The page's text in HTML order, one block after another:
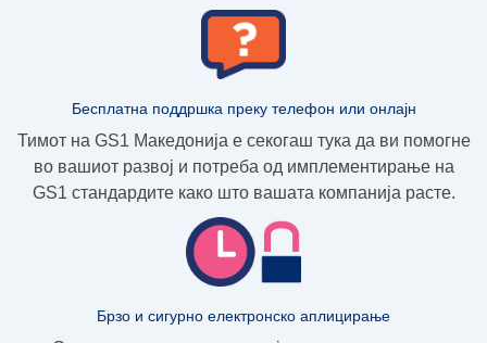
Бесплатна поддршка преку телефон или онлајн
Тимот на GS1 Македонија е секогаш тука да ви помогне
во вашиот развој и потреба од имплементирање на
GS1 стандардите како што вашата компанија расте.
Брзо и сигурно електронско аплицирање